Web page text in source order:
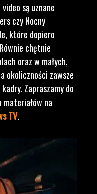
są uznane
czy Nocny
które dopiero
chętnie
oraz w małych,
okoliczności zawsze
Zapraszamy do
materiałów na
TV.